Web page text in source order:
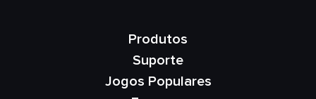
Produtos
Suporte
Jogos Populares